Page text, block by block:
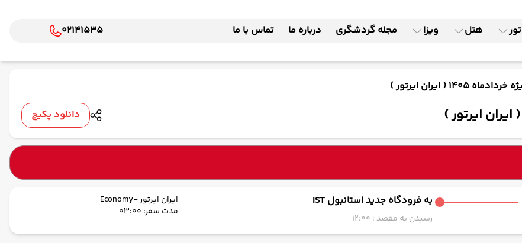
تور هتل ویزا مجله گردشگری درباره ما تماس با ما 02141535
دانلود پکیج
به فرودگاه جدید استانبول IST
رسیدن به مقصد : 12:00
ایران ایرتور -Economy
مدت سفر: 03:00